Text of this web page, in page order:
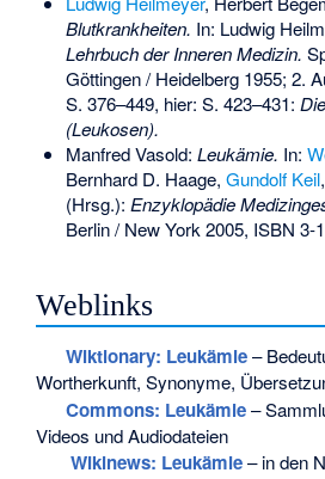
Blutkrankheiten. In: Ludwig
Lehrbuch der Inneren Medizin.
Göttingen / Heidelberg 1955; 2.
S. 376–449, hier: S. 423–431:
(Leukosen).
Manfred Vasold: Leukämie. In:
Bernhard D. Haage, Gundolf Keil
(Hrsg.): Enzyklopädie
Berlin / New York 2005, ISBN 3-
Weblinks
Wiktionary: Leukämie–
Wortherkunft, Synonyme,
Commons: Leukämie–
Videos und Audiodateien
Wikinews: Leukämie– in den